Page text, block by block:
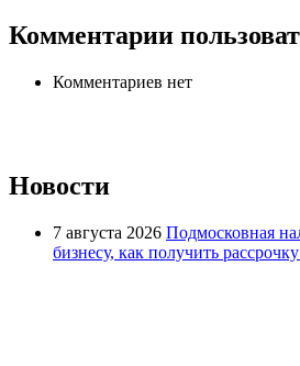
Комментарии
Комментариев нет
Новости
7 августа 2026 Подмосковная
бизнесу, как получить